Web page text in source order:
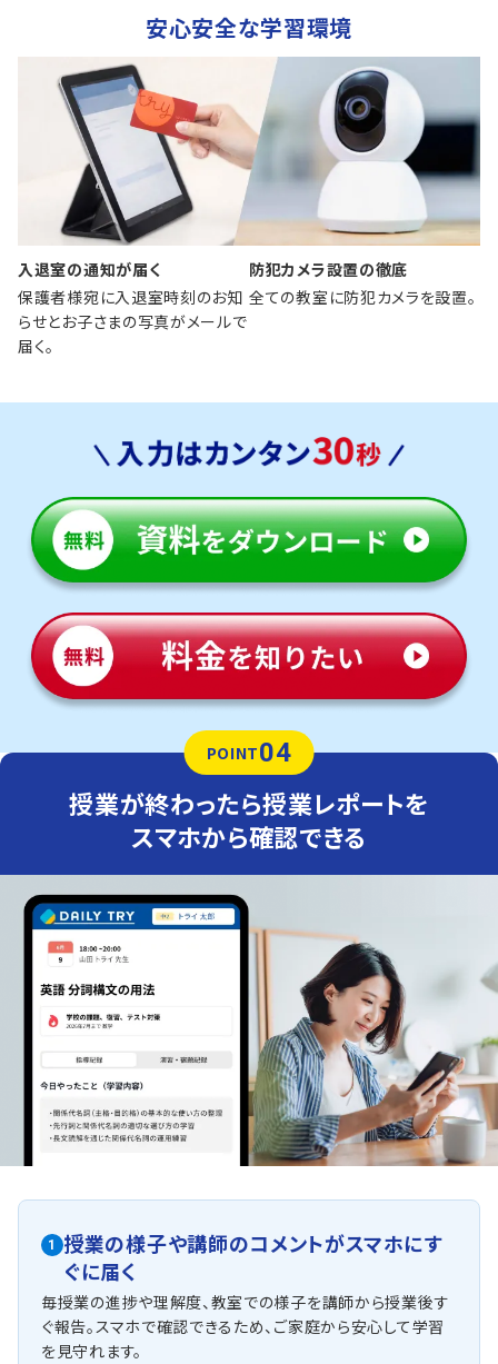
安心安全な学習環境
入退室の通知が届く
保護者様宛に入退室時刻のお知
らせとお子さまの写真がメールで
届く。
防犯カメラ設置の徹底
全ての教室に防犯カメラを設置。
POINT04
授業が終わったら授業レポートを
スマホから確認できる
1
授業の様子や講師のコメントがスマホにす
ぐに届く
毎授業の進捗や理解度、教室での様子を講師から授業後す
ぐ報告。スマホで確認できるため、ご家庭から安心して学習
を見守れます。